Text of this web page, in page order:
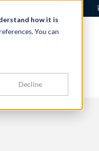
how it is
You can
Decline